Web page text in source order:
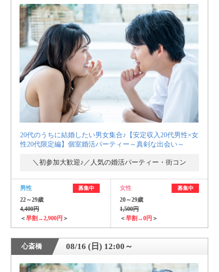
20代のうちに結婚したい男女集合♪【安定収入20代男性×女
性20代限定編】個室婚活パーティー～真剣な出会い～
＼初参加大歓迎♪／人気の婚活パーティー・街コン
男性 募集中
22～29歳
4,400円
＜早割→2,900円 ＞
女性 募集中
20～29歳
1,500円
＜早割→0円 ＞
心斎橋 08/16 (日) 12:00～